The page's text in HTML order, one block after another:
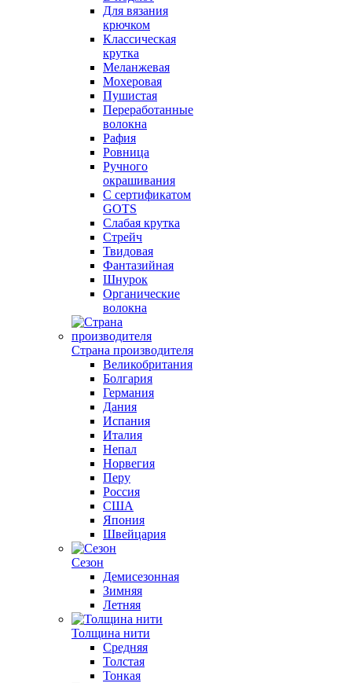
Для вязания
крючком
Классическая
крутка
Меланжевая
Мохеровая
Пушистая
Переработанные
волокна
Рафия
Ровница
Ручного
окрашивания
С сертификатом
GOTS
Слабая крутка
Стрейч
Твидовая
Фантазийная
Шнурок
Органические
волокна
Страна производителя
Великобритания
Болгария
Германия
Дания
Испания
Италия
Непал
Норвегия
Перу
Россия
США
Япония
Швейцария
Сезон
Демисезонная
Зимняя
Летняя
Толщина нити
Средняя
Толстая
Тонкая